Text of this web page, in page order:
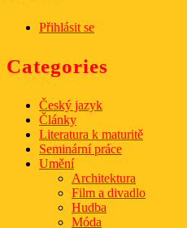
Přihlásit se
Categories
Český jazyk
Články
Literatura k maturitě
Seminární práce
Umění
Architektura
Film a divadlo
Hudba
Móda